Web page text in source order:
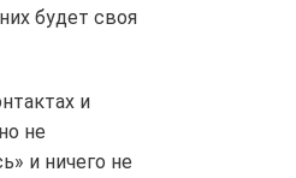
будет своя
и
не
и ничего не